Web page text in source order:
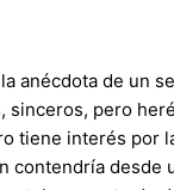
anécdota de un
pero
tiene interés por
contendría